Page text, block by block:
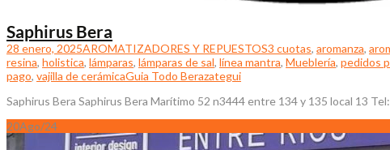
Saphirus Bera
28 enero, 2025AROMATIZADORES Y REPUESTOS3 cuotas, aromanza,
resina, holistica, lámparas, lámparas de sal, línea mantra, Mueblería, pedidos
pago, vajilla de cerámicaGuia Todo Berazategui
Saphirus Bera Saphirus Bera Marítimo 52 n3444 entre 134 y 135 local 13
20Ago/24